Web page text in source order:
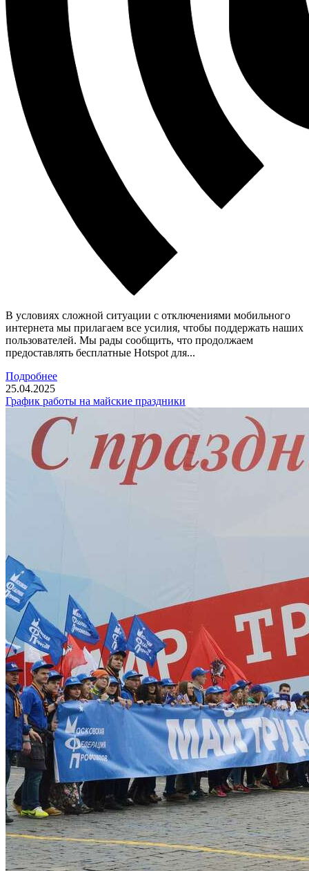
В условиях сложной ситуации с отключениями мобильного
интернета мы прилагаем все усилия, чтобы поддержать наших
пользователей. Мы рады сообщить, что продолжаем
предоставлять бесплатные Hotspot для...
Подробнее
25.04.2025
График работы на майские праздники